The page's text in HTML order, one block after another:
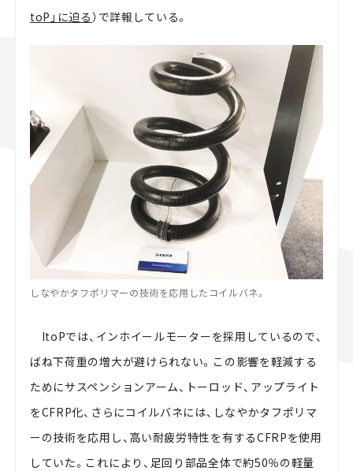
toP」に迫る）で詳報している。
しなやかタフポリマーの技術を応用したコイルバネ。
ItoPでは、インホイールモーターを採用しているので、
ばね下荷重の増大が避けられない。この影響を軽減する
ためにサスペンションアーム、トーロッド、アップライト
をCFRP化、さらにコイルバネには、しなやかタフポリマ
ーの技術を応用し、高い耐疲労特性を有するCFRPを使用
していた。これにより、足回り部品全体で約50％の軽量